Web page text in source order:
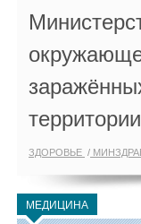
ЗДОРОВЬЕ
МЕДИЦИНА